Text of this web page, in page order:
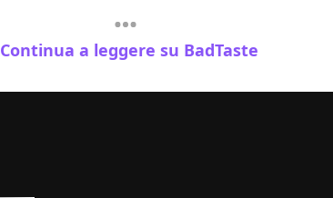
Continua a leggere su BadTaste